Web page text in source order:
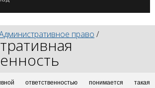
право /
ответственностью понимается такая